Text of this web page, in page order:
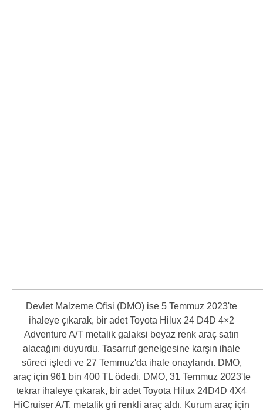
Devlet Malzeme Ofisi (DMO) ise 5 Temmuz 2023'te
ihaleye çıkarak, bir adet Toyota Hilux 24 D4D 4×2
Adventure A/T metalik galaksi beyaz renk araç satın
alacağını duyurdu. Tasarruf genelgesine karşın ihale
süreci işledi ve 27 Temmuz'da ihale onaylandı. DMO,
araç için 961 bin 400 TL ödedi. DMO, 31 Temmuz 2023'te
tekrar ihaleye çıkarak, bir adet Toyota Hilux 24D4D 4X4
HiCruiser A/T, metalik gri renkli araç aldı. Kurum araç için